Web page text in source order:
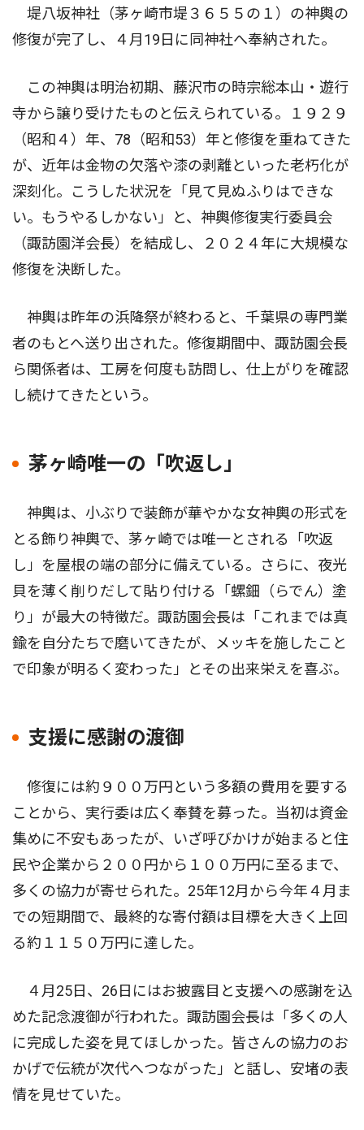
堤八坂神社（茅ヶ崎市堤３６５５の１）の神輿の
修復が完了し、４月19日に同神社へ奉納された。
この神輿は明治初期、藤沢市の時宗総本山・遊行
寺から譲り受けたものと伝えられている。１９２９
（昭和４）年、78（昭和53）年と修復を重ねてきた
が、近年は金物の欠落や漆の剥離といった老朽化が
深刻化。こうした状況を「見て見ぬふりはできな
い。もうやるしかない」と、神輿修復実行委員会
（諏訪園洋会長）を結成し、２０２４年に大規模な
修復を決断した。
神輿は昨年の浜降祭が終わると、千葉県の専門業
者のもとへ送り出された。修復期間中、諏訪園会長
ら関係者は、工房を何度も訪問し、仕上がりを確認
し続けてきたという。
茅ヶ崎唯一の「吹返し」
神輿は、小ぶりで装飾が華やかな女神輿の形式を
とる飾り神輿で、茅ヶ崎では唯一とされる「吹返
し」を屋根の端の部分に備えている。さらに、夜光
貝を薄く削りだして貼り付ける「螺鈿（らでん）塗
り」が最大の特徴だ。諏訪園会長は「これまでは真
鍮を自分たちで磨いてきたが、メッキを施したこと
で印象が明るく変わった」とその出来栄えを喜ぶ。
支援に感謝の渡御
修復には約９００万円という多額の費用を要する
ことから、実行委は広く奉賛を募った。当初は資金
集めに不安もあったが、いざ呼びかけが始まると住
民や企業から２００円から１００万円に至るまで、
多くの協力が寄せられた。25年12月から今年４月ま
での短期間で、最終的な寄付額は目標を大きく上回
る約１１５０万円に達した。
４月25日、26日にはお披露目と支援への感謝を込
めた記念渡御が行われた。諏訪園会長は「多くの人
に完成した姿を見てほしかった。皆さんの協力のお
かげで伝統が次代へつながった」と話し、安堵の表
情を見せていた。